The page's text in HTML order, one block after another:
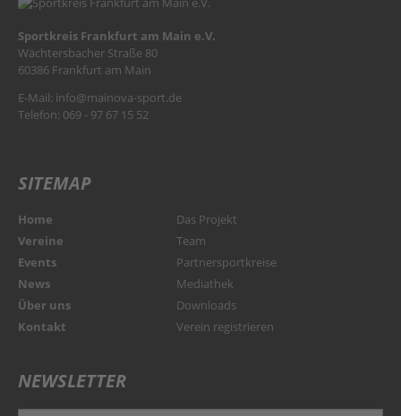
Sportkreis Frankfurt am Main e.V.
Wächtersbacher Straße 80
60386 Frankfurt am Main
E-Mail: info@mainova-sport.de
Telefon: 069 - 97 67 15 52
SITEMAP
Home
Vereine
Events
News
Über uns
Kontakt
Das Projekt
Team
Partnersportkreise
Mediathek
Downloads
Verein registrieren
NEWSLETTER